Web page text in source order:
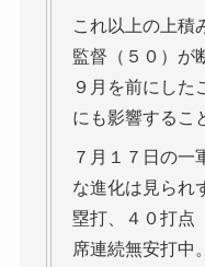
これ以上の上積
監督（５０）が
９月を前にした
にも影響するこ
７月１７日の一
な進化は見られ
塁打、４０打点
席連続無安打中。